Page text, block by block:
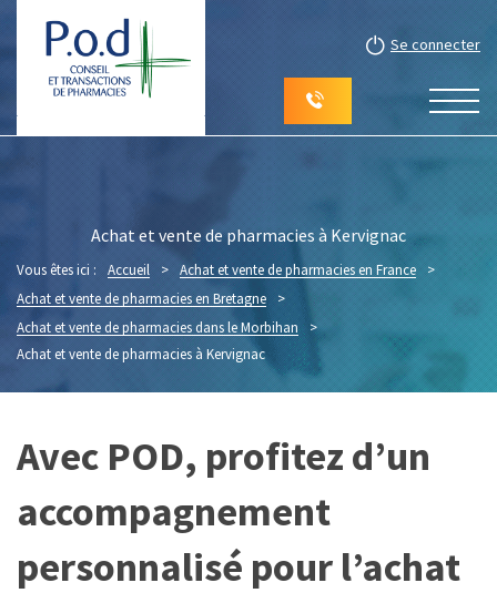
Se connecter
Achat et vente de pharmacies à Kervignac
Vous êtes ici : Accueil > Achat et vente de pharmacies en France
>
Achat et vente de pharmacies en Bretagne
>
Achat et vente de pharmacies dans le Morbihan
>
Achat et vente de pharmacies à Kervignac
Avec POD, profitez d’un
accompagnement
personnalisé pour l’achat